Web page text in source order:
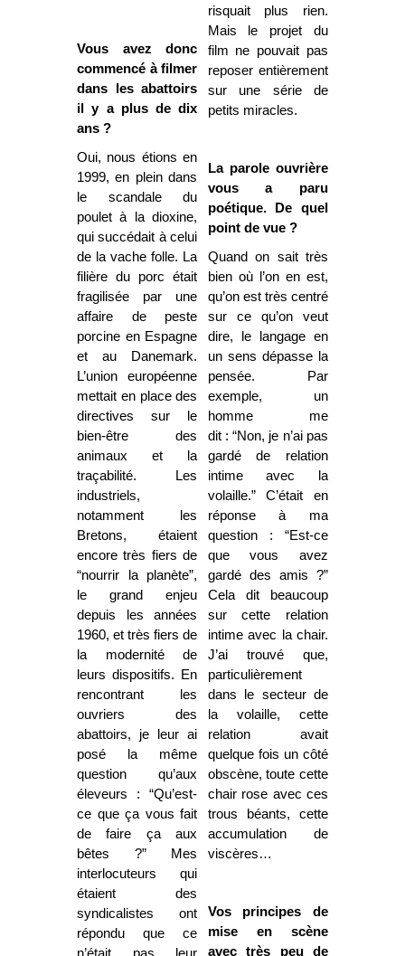
Vous avez donc
commencé à filmer
dans les abattoirs
il y a plus de dix
ans ?
Oui, nous étions en
1999, en plein dans
le scandale du
poulet à la dioxine,
qui succédait à celui
de la vache folle. La
filière du porc était
fragilisée par une
affaire de peste
porcine en Espagne
et au Danemark.
L’union européenne
mettait en place des
directives sur le
bien-être des
animaux et la
traçabilité. Les
industriels,
notamment les
Bretons, étaient
encore très fiers de
“nourrir la planète”,
le grand enjeu
depuis les années
1960, et très fiers de
la modernité de
leurs dispositifs. En
rencontrant les
ouvriers des
abattoirs, je leur ai
posé la même
question qu’aux
éleveurs : “Qu’est-
ce que ça vous fait
de faire ça aux
bêtes ?” Mes
interlocuteurs qui
étaient des
syndicalistes ont
répondu que ce
risquait plus rien.
Mais le projet du
film ne pouvait pas
reposer entièrement
sur une série de
petits miracles.
La parole ouvrière
vous a paru
poétique. De quel
point de vue ?
Quand on sait très
bien où l’on en est,
qu’on est très centré
sur ce qu’on veut
dire, le langage en
un sens dépasse la
pensée. Par
exemple, un
homme me
dit : “Non, je n’ai pas
gardé de relation
intime avec la
volaille.” C’était en
réponse à ma
question : “Est-ce
que vous avez
gardé des amis ?”
Cela dit beaucoup
sur cette relation
intime avec la chair.
J’ai trouvé que,
particulièrement
dans le secteur de
la volaille, cette
relation avait
quelque fois un côté
obscène, toute cette
chair rose avec ces
trous béants, cette
accumulation de
viscères…
Vos principes de
mise en scène
avec très peu de